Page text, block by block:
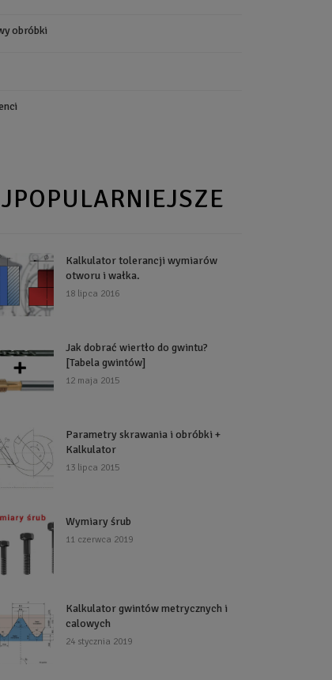
obróbki
Kalkulator tolerancji wymiarów
otworu i wałka.
18 lipca 2016
Jak dobrać wiertło do gwintu?
[Tabela gwintów]
12 maja 2015
Parametry skrawania i obróbki +
Kalkulator
13 lipca 2015
Wymiary śrub
11 czerwca 2019
Kalkulator gwintów metrycznych i
calowych
24 stycznia 2019